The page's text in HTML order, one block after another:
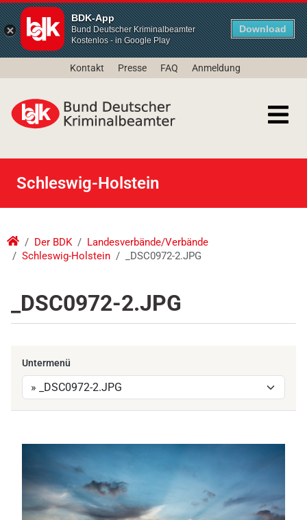
BDK-App
Bund Deutscher Kriminalbeamter
Kostenlos - in Google Play
Download
Kontakt Presse FAQ Anmeldung
Schleswig-Holstein
Der BDK
Landesverbände/Verbände
Schleswig-Holstein
_DSC0972-2.JPG
_DSC0972-2.JPG
Untermenü